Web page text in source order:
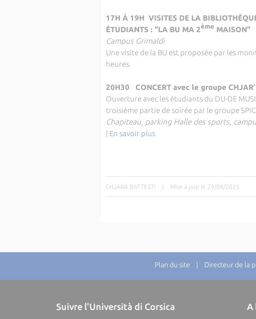
17H À 19H VISITES DE LA
ÉTUDIANTS : "LA BU MA 2ème MAISON"
Campus Grimaldi
Une visite de la BU est proposée par les
heures.
20H30 CONCERT avec le groupe
Ouverture avec les étudiants du DU-DE
troisième partie de soirée par le groupe
Chapiteau, parking Halle des sports,
En savoir plus
CHJARA BATTESTI | Mise à jour le 29/09/2025
Plan du site | Directeur de la
Suivre l'Università di Corsica A